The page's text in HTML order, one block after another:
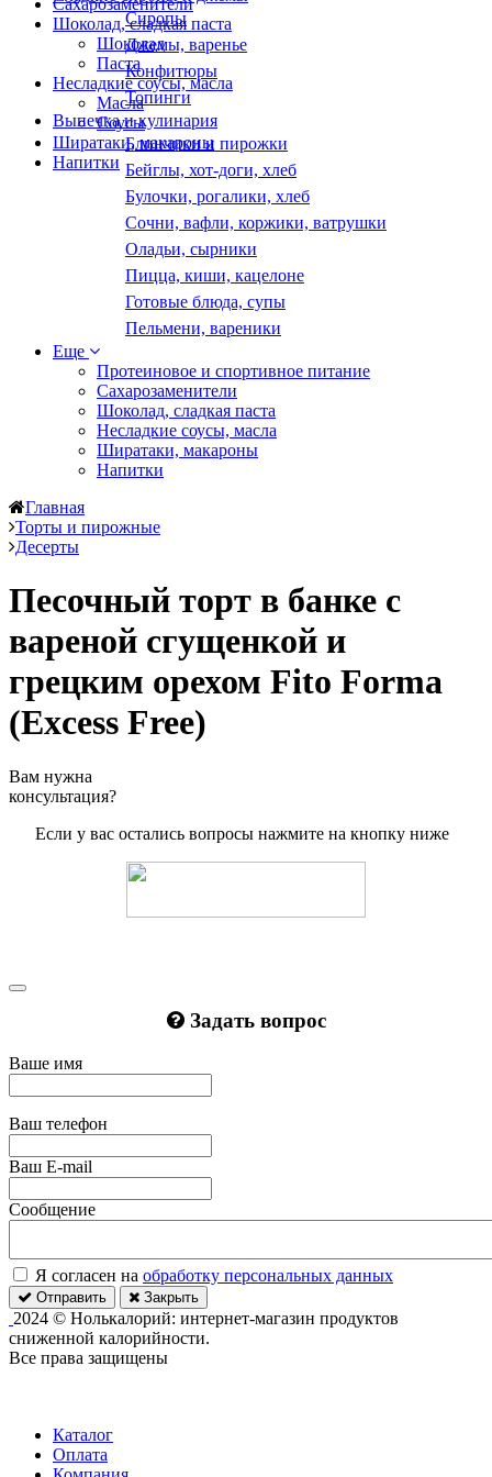
Сахарозаменители
Шоколад, сладкая паста
Шоколад
Паста
Несладкие соусы, масла
Масла
Соусы
Ширатаки, макароны
Напитки
Сиропы
Джемы, варенье
Конфитюры
Топинги
Выпечка и кулинария
Блинчики и пирожки
Бейглы, хот-доги, хлеб
Булочки, рогалики, хлеб
Сочни, вафли, коржики, ватрушки
Оладьи, сырники
Пицца, киши, кацелоне
Готовые блюда, супы
Пельмени, вареники
Еще
Протеиновое и спортивное питание
Сахарозаменители
Шоколад, сладкая паста
Несладкие соусы, масла
Ширатаки, макароны
Напитки
Главная
Торты и пирожные
Десерты
Песочный торт в банке с
вареной сгущенкой и
грецким орехом Fito Forma
(Excess Free)
Вам нужна
консультация?
Если у вас остались вопросы нажмите на кнопку ниже
Задать вопрос
Ваше имя
Ваш телефон
Ваш E-mail
Сообщение
Я согласен на обработку персональных данных
Отправить Закрыть
2024 © Нолькалорий: интернет-магазин продуктов
сниженной калорийности.
Все права защищены
Каталог
Оплата